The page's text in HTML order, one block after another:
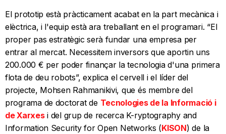
El prototip està pràcticament acabat en la part mecànica i
elèctrica, i l'equip està ara treballant en el programari. “El
proper pas estratègic serà fundar una empresa per
entrar al mercat. Necessitem inversors que aportin uns
200.000 € per poder finançar la tecnologia d'una primera
flota de deu robots”, explica el cervell i el líder del
projecte, Mohsen Rahmanikivi, que és membre del
programa de doctorat de Tecnologies de la Informació i
de Xarxesi del grup de recerca K-ryptography and
Information Security for Open Networks (KISON) de la